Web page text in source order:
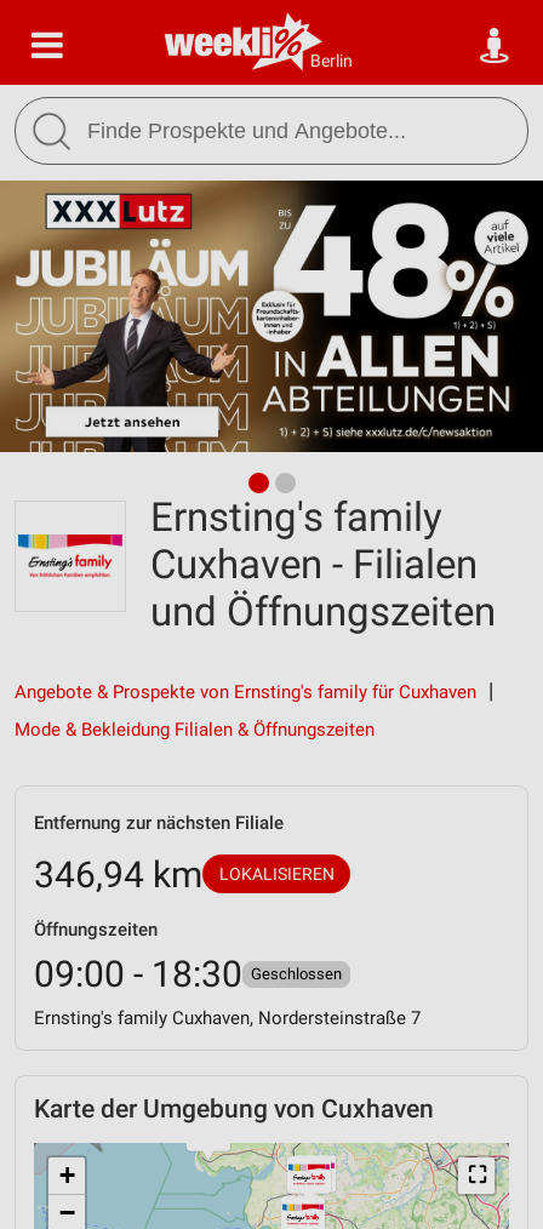
Berlin
Ernsting's family
Cuxhaven - Filialen
und Öffnungszeiten
Angebote & Prospekte von Ernsting's family für Cuxhaven
Mode & Bekleidung Filialen & Öffnungszeiten
Entfernung zur nächsten Filiale
346,94 km LOKALISIEREN
Öffnungszeiten
09:00 - 18:30 Geschlossen
Ernsting's family Cuxhaven, Nordersteinstraße 7
Karte der Umgebung von Cuxhaven
⛶
+
−